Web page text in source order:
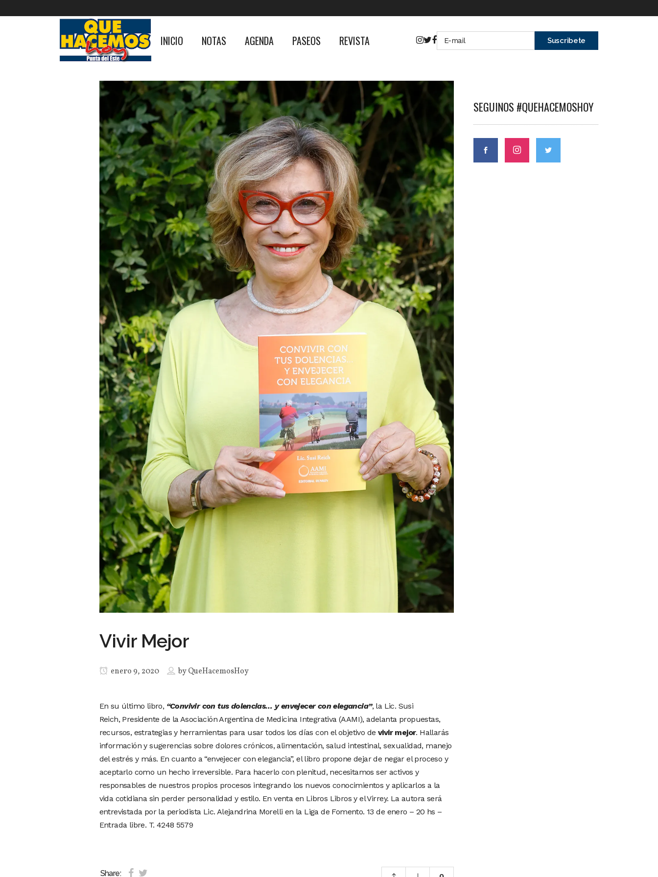
INICIO NOTAS AGENDA PASEOS REVISTA
Vivir Mejor
enero 9, 2020 byQueHacemosHoy
En su último libro, “Convivir con tus dolencias… y envejecer con elegancia”, la Lic. Susi
Reich, Presidente de la Asociación Argentina de Medicina Integrativa (AAMI), adelanta propuestas,
recursos, estrategias y herramientas para usar todos los días con el objetivo de vivir mejor. Hallarás
información y sugerencias sobre dolores crónicos, alimentación, salud intestinal, sexualidad, manejo
del estrés y más. En cuanto a “envejecer con elegancia”, el libro propone dejar de negar el proceso y
aceptarlo como un hecho irreversible. Para hacerlo con plenitud, necesitamos ser activos y
responsables de nuestros propios procesos integrando los nuevos conocimientos y aplicarlos a la
vida cotidiana sin perder personalidad y estilo. En venta en Libros Libros y el Virrey. La autora será
entrevistada por la periodista Lic. Alejandrina Morelli en la Liga de Fomento. 13 de enero – 20 hs –
Entrada libre. T. 4248 5579
Share:
SEGUINOS #QUEHACEMOSHOY